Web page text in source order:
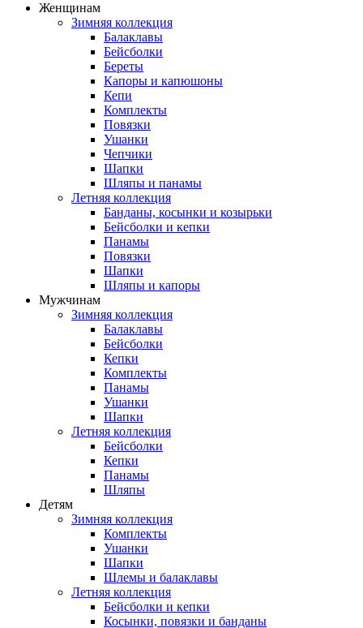
Женщинам
Зимняя коллекция
Балаклавы
Бейсболки
Береты
Капоры и капюшоны
Кепи
Комплекты
Повязки
Ушанки
Чепчики
Шапки
Шляпы и панамы
Летняя коллекция
Банданы, косынки и козырьки
Бейсболки и кепки
Панамы
Повязки
Шапки
Шляпы и капоры
Мужчинам
Зимняя коллекция
Балаклавы
Бейсболки
Кепки
Комплекты
Панамы
Ушанки
Шапки
Летняя коллекция
Бейсболки
Кепки
Панамы
Шляпы
Детям
Зимняя коллекция
Комплекты
Ушанки
Шапки
Шлемы и балаклавы
Летняя коллекция
Бейсболки и кепки
Косынки, повязки и банданы